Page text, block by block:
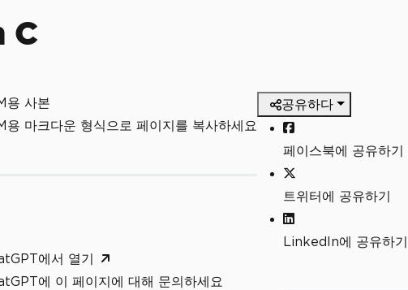
C
용 사본
용 마크다운 형식으로 페이지를 복사하세요
에서 열기
에 이 페이지에 대해 문의하세요
공유하다
페이스북에 공유하기
트위터에 공유하기
LinkedIn에 공유하기